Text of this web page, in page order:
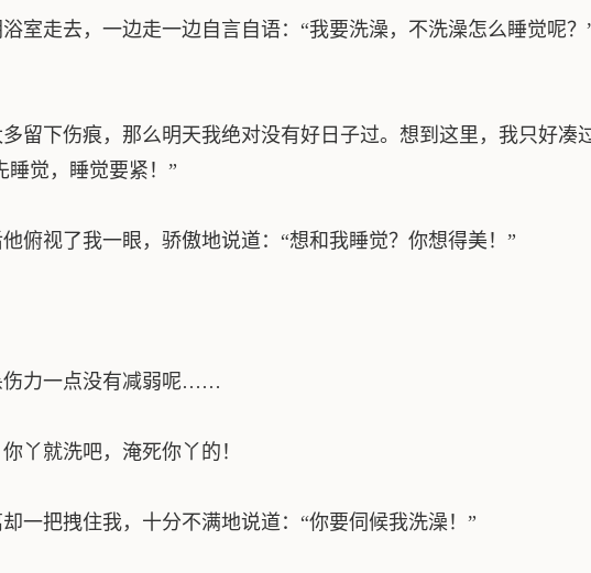
室走去，一边走一边自言自语：“我要洗澡，不洗澡怎么睡觉呢？
留下伤痕，那么明天我绝对没有好日子过。想到这里，我只好凑
睡觉，睡觉要紧！”
俯视了我一眼，骄傲地说道：“想和我睡觉？你想得美！”
伤力一点没有减弱呢……
丫就洗吧，淹死你丫的！
一把拽住我，十分不满地说道：“你要伺候我洗澡！”